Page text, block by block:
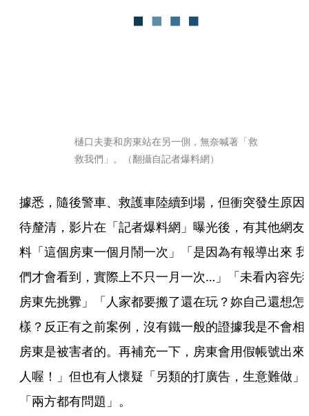
樋口夫妻和房東站在另一側，無奈喊著「救
救我們」。（翻攝自記者爆料網）
據悉，隨後警車、救護車陸續到場，但衝突發生原因
待釐清，影片在「記者爆料網」曝光後，有其他網友
料「這個房東一個月鬧一次」「是因為有報導出來 我
們才會看到，實際上不只一月一次…」「未看內容先
房東先挑釁」「人家都要搬了還在玩？妳自己還想怎
樣？反正有之前案例，沒有鐵一般的證據我是不會相
房東是被害者的。再補充一下，房東會用假帳號出來
人喔！」但也有人懷疑「另類的打廣告，生意難做」
「兩方都有問題」。